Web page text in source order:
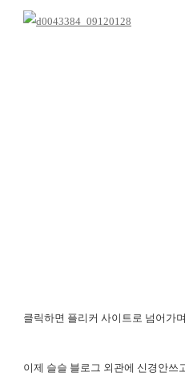
클릭하면 플리커 사이트로 넘어가
이제 슬슬 블로그 외관에 신경안쓰